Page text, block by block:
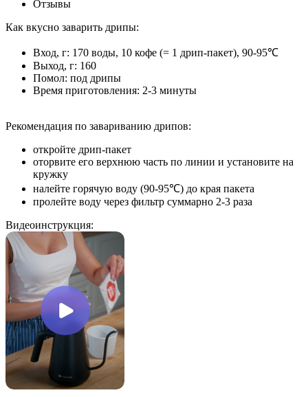
Отзывы
Как вкусно заварить дрипы:
Вход, г: 170 воды, 10 кофе (= 1 дрип-пакет), 90-95℃
Выход, г: 160
Помол: под дрипы
Время приготовления: 2-3 минуты
Рекомендация по завариванию дрипов:
откройте дрип-пакет
оторвите его верхнюю часть по линии и установите на
кружку
налейте горячую воду (90-95℃) до края пакета
пролейте воду через фильтр суммарно 2-3 раза
Видеоинструкция: